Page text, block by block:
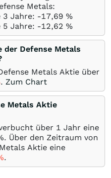
Metals:
3 Jahre: -17,69 %
5 Jahre: -12,62 %
der Defense Metals
Metals Aktie über
. Zum Chart
Metals Aktie
über 1 Jahr eine
. Über den Zeitraum von
Aktie eine
.